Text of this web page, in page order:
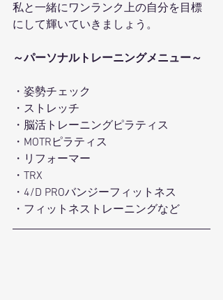
私と一緒にワンランク上の自分を目標
にして輝いていきましょう。
～パーソナルトレーニングメニュー～
・姿勢チェック
・ストレッチ
・脳活トレーニングピラティス
・MOTRピラティス
・リフォーマー
・TRX
・4/D PROバンジーフィットネス
・フィットネストレーニングなど